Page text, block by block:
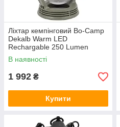
Ліхтар кемпінговий Bo-Camp
Dekalb Warm LED
Rechargable 250 Lumen
Green (5818979)
В наявності
1 992 ₴
Купити